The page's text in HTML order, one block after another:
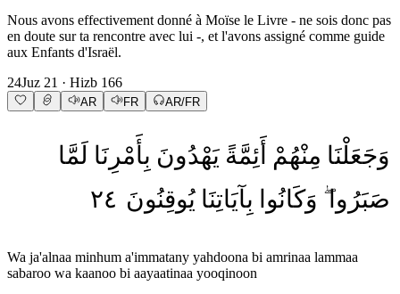
Nous avons effectivement donné à Moïse le Livre - ne sois donc pas
en doute sur ta rencontre avec lui -, et l'avons assigné comme guide
aux Enfants d'Israël.
24Juz 21 · Hizb 166
AR FR AR/FR
وَجَعَلْنَا مِنْهُمْ أَئِمَّةً يَهْدُونَ بِأَمْرِنَا لَمَّا
صَبَرُوا وَكَانُوا بِآيَاتِنَا يُوقِنُونَ ٢٤
Wa ja'alnaa minhum a'immatany yahdoona bi amrinaa lammaa
sabaroo wa kaanoo bi aayaatinaa yooqinoon